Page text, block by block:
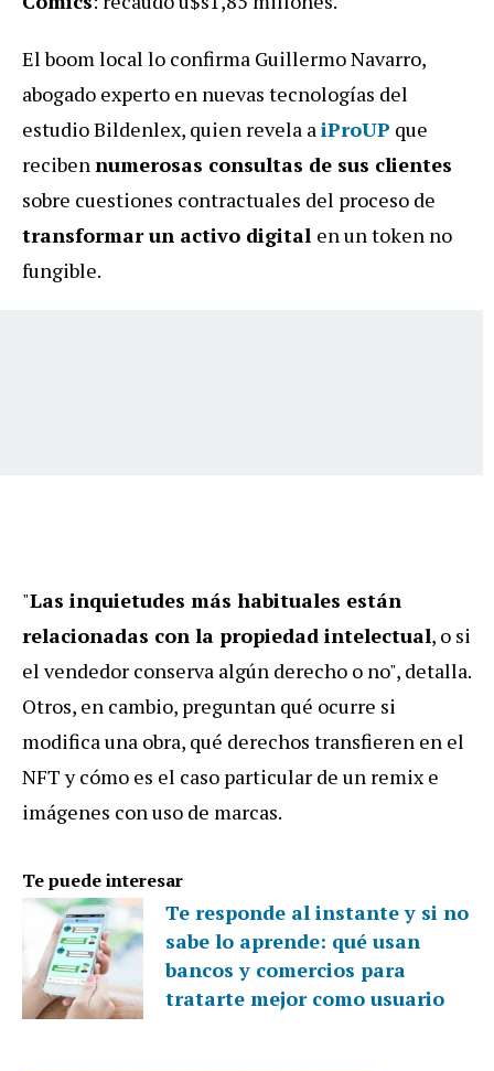
El boom local lo confirma Guillermo Navarro,
abogado experto en nuevas tecnologías del
estudio Bildenlex, quien revela aiProUP que
recibennumerosas consultas de sus clientes
sobre cuestiones contractuales del proceso de
transformar un activo digital en un token no
fungible.
"Las inquietudes más habituales están
relacionadas con la propiedad intelectual, o si
el vendedor conserva algún derecho o no", detalla.
Otros, en cambio, preguntan qué ocurre si
modifica una obra, qué derechos transfieren en el
NFT y cómo es el caso particular de un remix e
imágenes con uso de marcas.
Te puede interesar
Te responde al instante y si no
sabe lo aprende: qué usan
bancos y comercios para
tratarte mejor como usuario